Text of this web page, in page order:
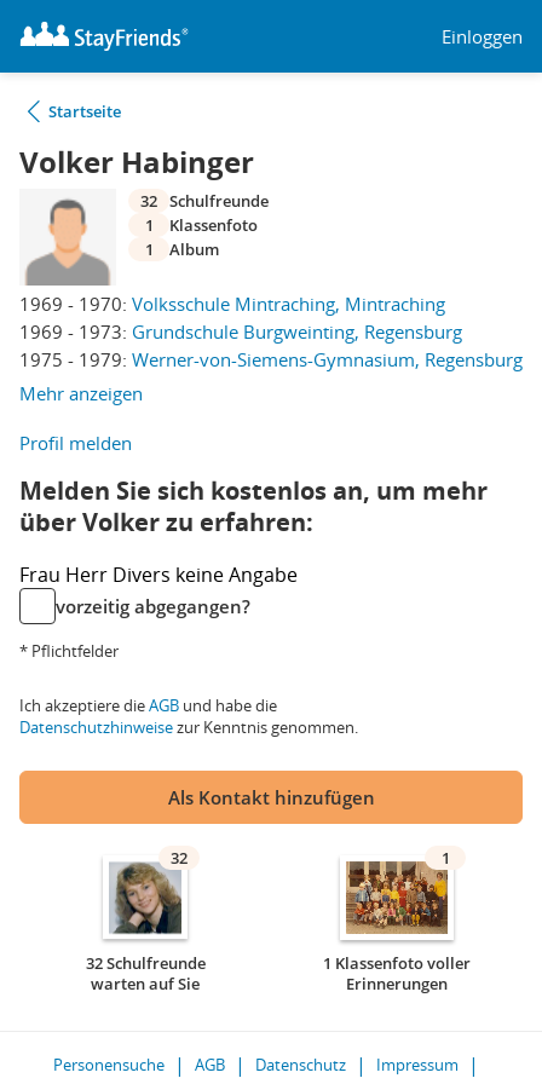
Einloggen
Startseite
Volker Habinger
1969 - 1970: Volksschule Mintraching, Mintraching
1969 - 1973: Grundschule Burgweinting, Regensburg
1975 - 1979: Werner-von-Siemens-Gymnasium, Regensburg
Mehr anzeigen
32 Schulfreunde
1
Klassenfoto
1
Album
Profil melden
Melden Sie sich kostenlos an, um mehr
über Volker zu erfahren:
Frau Herr Divers keine Angabe
vorzeitig abgegangen?
* Pflichtfelder
Ich akzeptiere dieAGB und habe die
Datenschutzhinweisezur Kenntnis genommen.
Als Kontakt hinzufügen
32
32 Schulfreunde
warten auf Sie
1
1 Klassenfoto voller
Erinnerungen
Personensuche AGB Datenschutz
Impressum